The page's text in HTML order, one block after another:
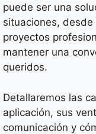
puede ser una
situaciones,
proyectos
mantener una
queridos.
Detallaremos las
aplicación, sus
comunicación y